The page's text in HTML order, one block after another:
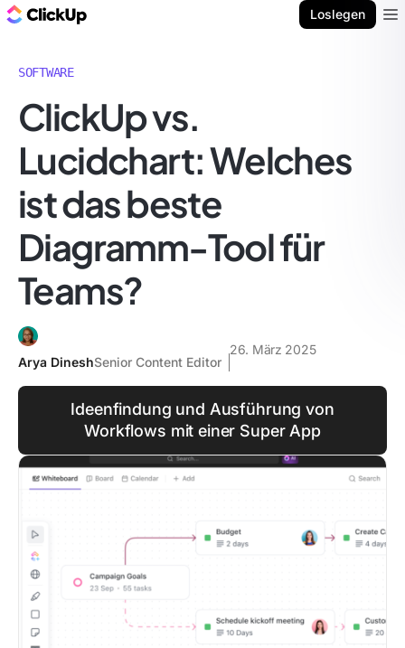
Loslegen
SOFTWARE
ClickUp vs.
Lucidchart: Welches
ist das beste
Diagramm-Tool für
Teams?
Arya DineshSenior Content Editor
26. März 2025
Ideenfindung und Ausführung von
Workflows mit einer Super App